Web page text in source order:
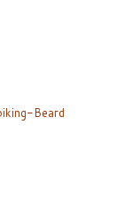
Beard